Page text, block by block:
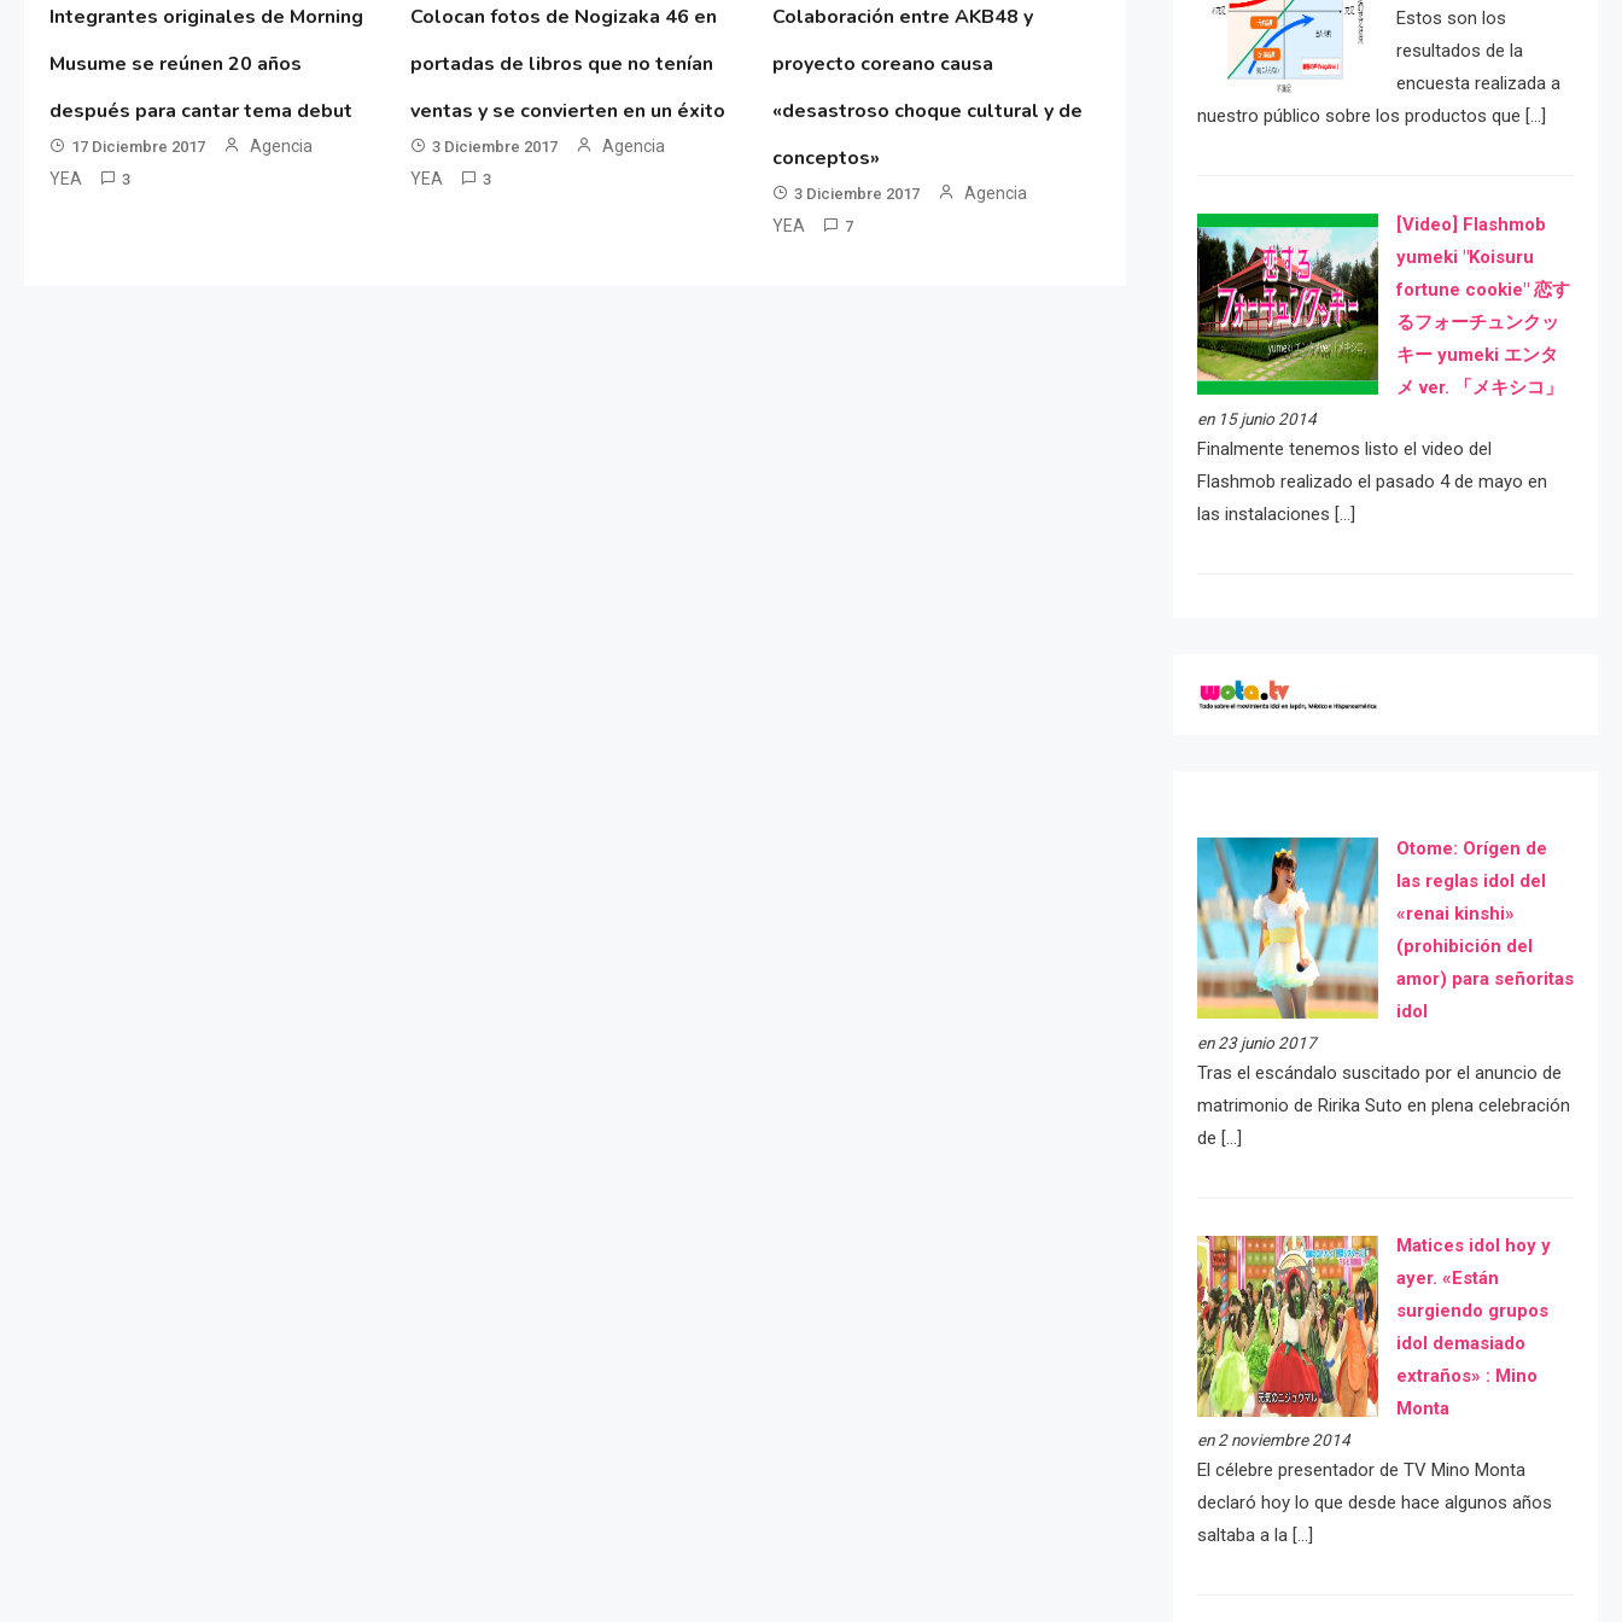
Integrantes originales de Morning
Musume se reúnen 20 años
después para cantar tema debut
17 Diciembre 2017
Agencia
YEA
3
Colocan fotos de Nogizaka 46 en
portadas de libros que no tenían
ventas y se convierten en un éxito
3 Diciembre 2017
Agencia
YEA
3
Colaboración entre AKB48 y
proyecto coreano causa
«desastroso choque cultural y de
conceptos»
3 Diciembre 2017
Agencia
YEA
7
Estos son los
resultados de la
encuesta realizada a
nuestro público sobre los productos que […]
[Video] Flashmob
yumeki "Koisuru
fortune cookie" 恋す
るフォーチュンクッ
キー yumeki エンタ
メ ver. 「メキシコ」
en 15 junio 2014
Finalmente tenemos listo el video del
Flashmob realizado el pasado 4 de mayo en
las instalaciones […]
Otome: Orígen de
las reglas idol del
«renai kinshi»
(prohibición del
amor) para señoritas
idol
en 23 junio 2017
Tras el escándalo suscitado por el anuncio de
matrimonio de Ririka Suto en plena celebración
de […]
Matices idol hoy y
ayer. «Están
surgiendo grupos
idol demasiado
extraños» : Mino
Monta
en 2 noviembre 2014
El célebre presentador de TV Mino Monta
declaró hoy lo que desde hace algunos años
saltaba a la […]